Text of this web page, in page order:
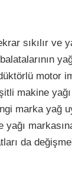
sıkılır ve
motor
makine yağı
marka yağ
yağı
da